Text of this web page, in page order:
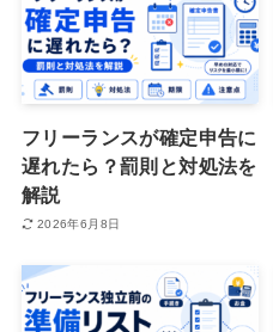
フリーランスが確定申告に
遅れたら？罰則と対処法を
解説
2026年6月8日